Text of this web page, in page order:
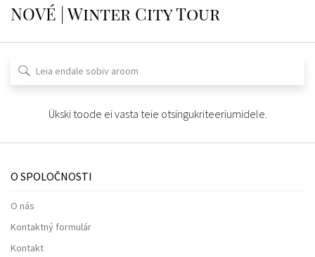
NOVÉ | Winter City Tour
Ükski toode ei vasta teie otsingukriteeriumidele.
O SPOLOČNOSTI
O nás
Kontaktný formulár
Kontakt